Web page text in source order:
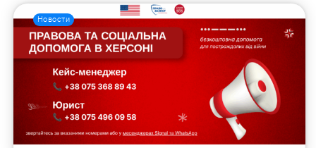
Новости